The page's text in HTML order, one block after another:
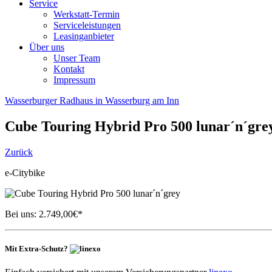
Service
Werkstatt-Termin
Serviceleistungen
Leasinganbieter
Über uns
Unser Team
Kontakt
Impressum
Wasserburger Radhaus in Wasserburg am Inn
Cube Touring Hybrid Pro 500
Zurück
e-Citybike
Bei uns: 2.749,00€*
Mit Extra-Schutz?